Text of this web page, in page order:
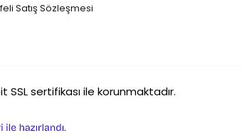
Satış Sözleşmesi
SSL sertifikası ile korunmaktadır.
e-